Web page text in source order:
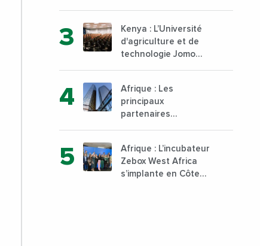
000 tonnes produites
Kenya : L’Université
d'agriculture et de
technologie Jomo
formation technique
et professionnelle sur
son campus de Karen
à Nairobi dès janvier
Afrique : Les
principaux
partenaires
désormais le Nigeria,
l’Angola et l’Afrique
du Sud
Afrique : L’incubateur
Zebox West Africa
s’implante en Côte